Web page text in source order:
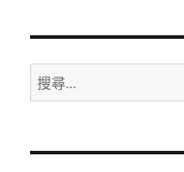
搜
尋
鍵